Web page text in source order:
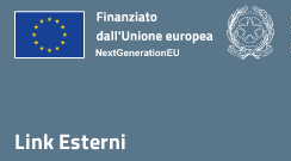
Link Esterni